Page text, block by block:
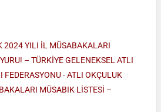
2024 YILI İL MÜSABAKALARI
– TÜRKİYE GELENEKSEL ATLI
FEDERASYONU-ATLI OKÇULUK
MÜSABIK LİSTESİ –